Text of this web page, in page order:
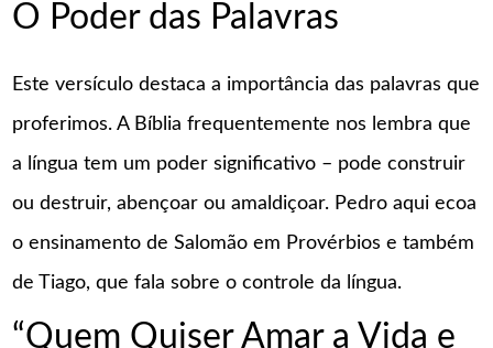
O Poder das Palavras
Este versículo destaca a importância das palavras que
proferimos. A Bíblia frequentemente nos lembra que
a língua tem um poder significativo – pode construir
ou destruir, abençoar ou amaldiçoar. Pedro aqui ecoa
o ensinamento de Salomão em Provérbios e também
de Tiago, que fala sobre o controle da língua.
“Quem Quiser Amar a Vida e